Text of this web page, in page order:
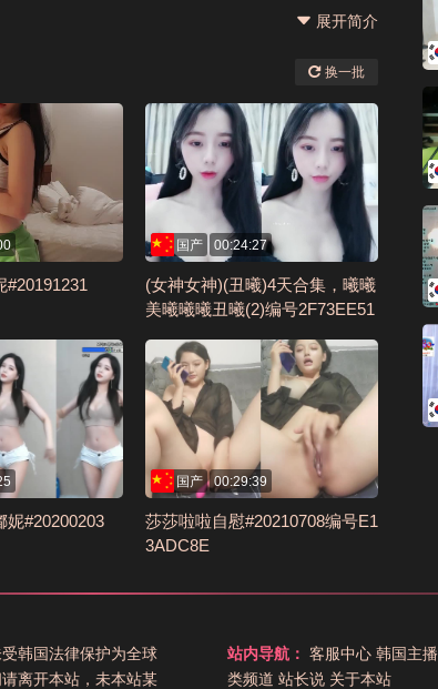
展开简介
换一批
#20191231
国产 00:24:27
(女神女神)(丑曦)4天合集，曦曦
美曦曦曦丑曦(2)编号2F73EE51
妮#20200203
国产 00:29:39
莎莎啦啦自慰#20210708编号E1
3ADC8E
韩国法律保护为全球
离开本站，未本站某
站内导航： 客服中心 韩国主播
类频道 站长说 关于本站